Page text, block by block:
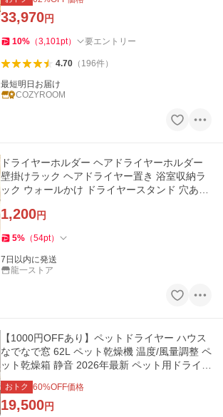
33,970円
10% （3,101pt） 要エントリー
4.70（ 196件）
最短明日お届け
COZYROOM
ドライヤーホルダー ヘアドライヤーホルダー
壁掛けラック ヘアドライヤー置き 浴室収納ラ
ック ウォールかけ ドライヤースタンド 穴あけ
1,200円
5% （54pt）
7日以内に発送
龍一ストア
【1000円OFFあり】ペットドライヤー ハウス
なでなで窓 62L ペット乾燥機 温度/風量調整 ペ
ット乾燥箱 静音 2026年最新 ペット用ドライヤ
ー 業務 ボックス 爆買
おトク 60%OFF価格
19,500円